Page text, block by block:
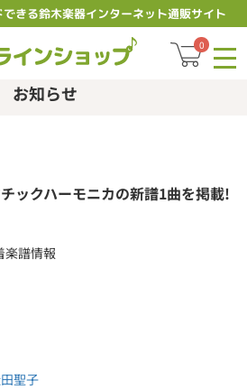
きる鈴木楽器インターネット通販サイト
スズキ
0
お知らせ
ックハーモニカの新譜1曲を掲載!
楽譜情報
聖子